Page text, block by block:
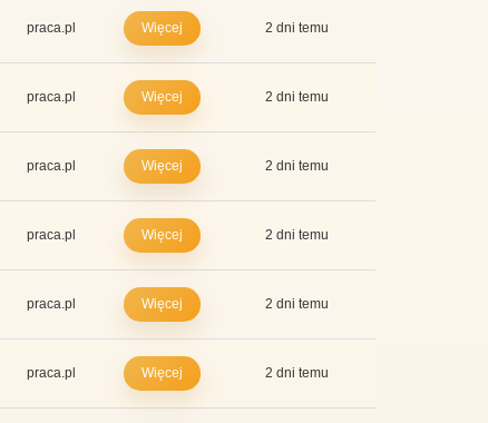
praca.pl Więcej 2 dni temu
praca.pl Więcej 2 dni temu
praca.pl Więcej 2 dni temu
praca.pl Więcej 2 dni temu
praca.pl Więcej 2 dni temu
praca.pl Więcej 2 dni temu